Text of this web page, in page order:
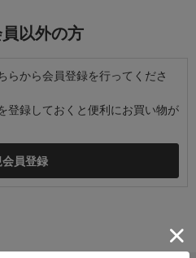
以外の方
らから会員登録を行ってくださ
登録しておくと便利にお買い物が